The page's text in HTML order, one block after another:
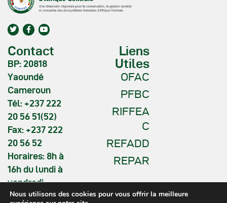
Contact
BP: 20818
Yaoundé
Cameroun
Tél: +237 222
20 56 51(52)
Fax: +237 222
20 56 52
Horaires: 8h à
16h du lundi à
vendredi
Liens
Utiles
OFAC
PFBC
RIFFEA
C
REFADD
REPAR
Nous utilisons des cookies pour vous offrir la meilleure